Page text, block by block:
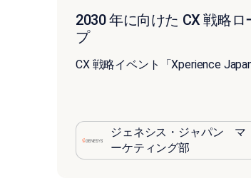
2030 年に向けた CX 戦略ロ
プ
CX 戦略イベント「Xperience
ジェネシス・ジャパン マ
ーケティング部